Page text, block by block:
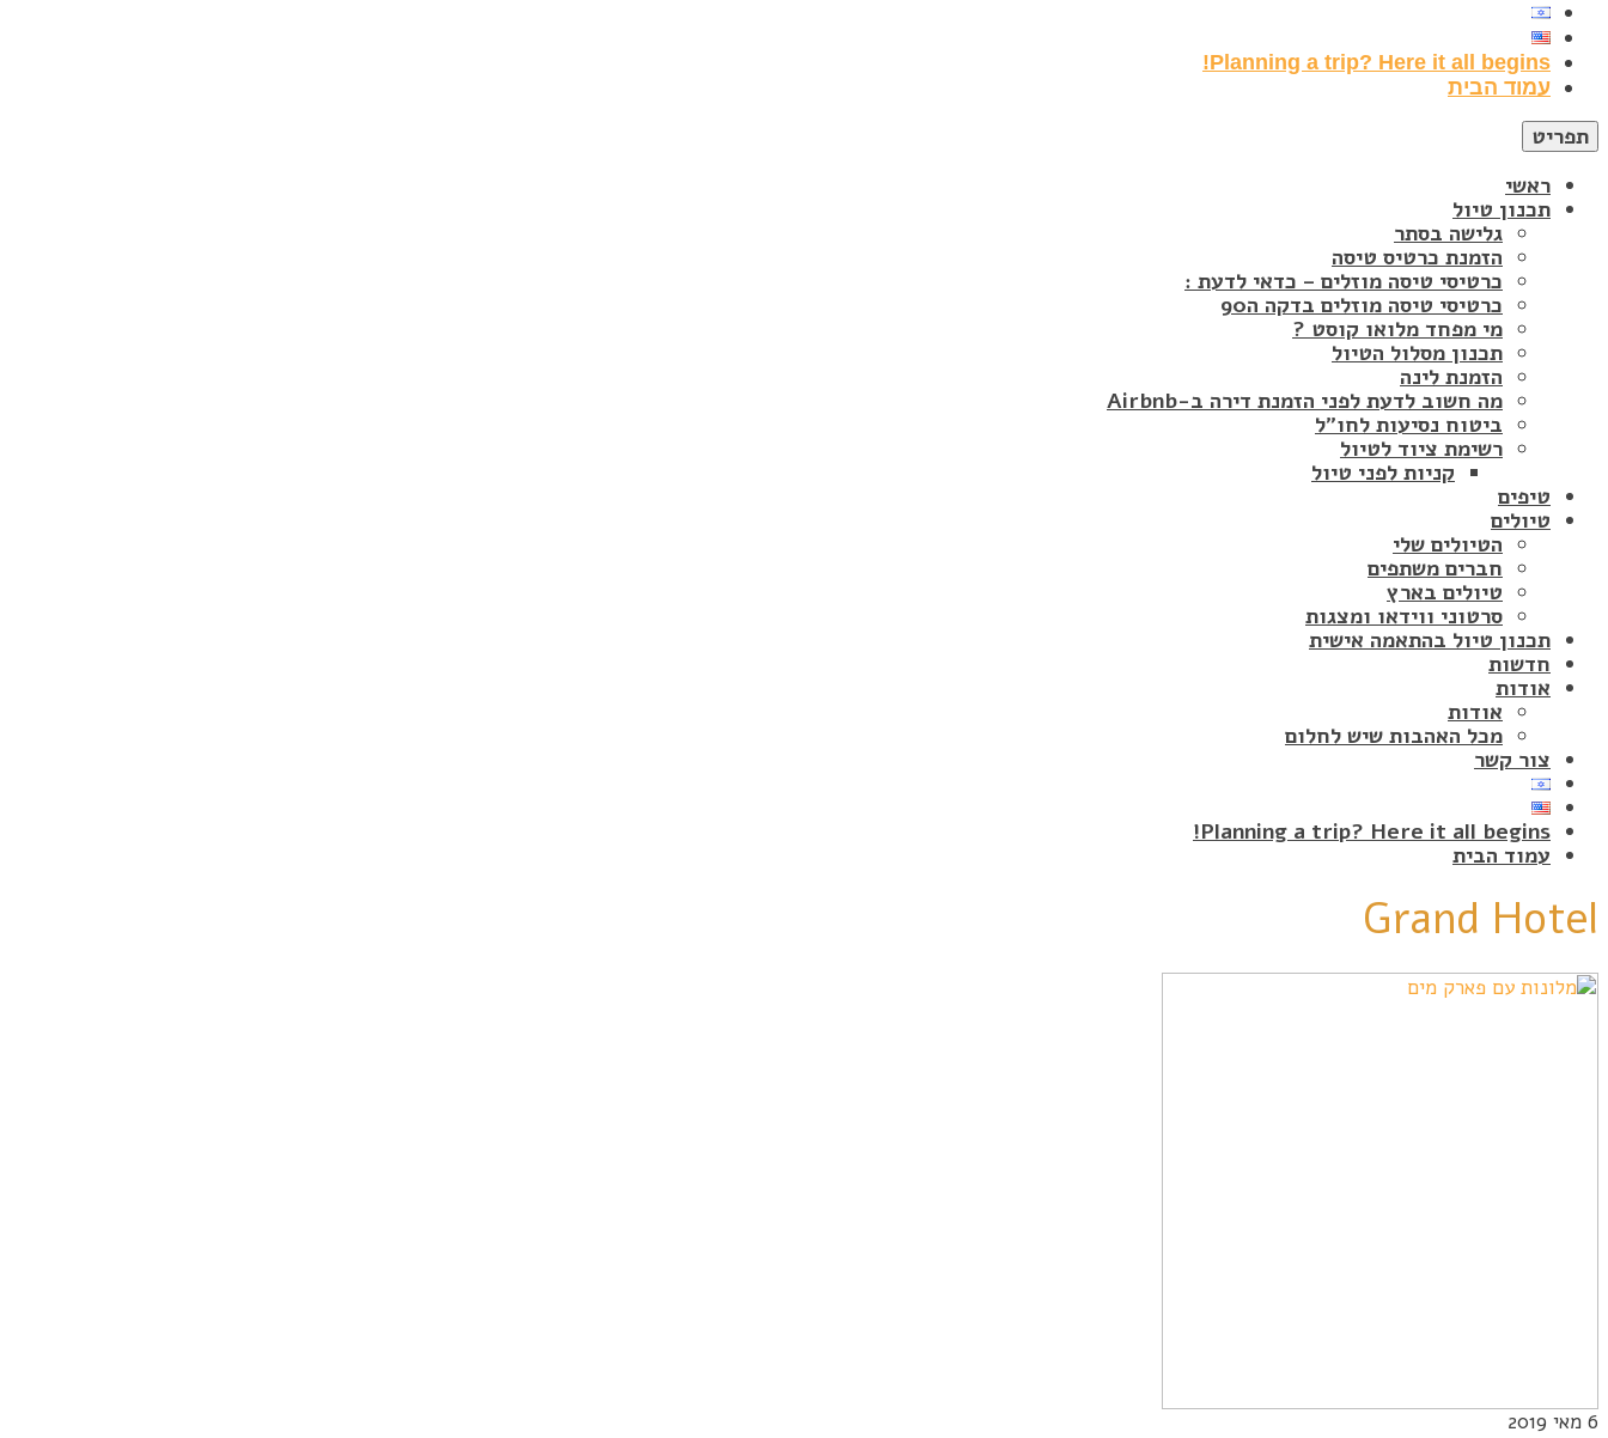
Planning a trip? Here it all begins!
עמוד הבית
תפריט
ראשי
תכנון טיול
גלישה בסתר
הזמנת כרטיס טיסה
כרטיסי טיסה מוזלים – כדאי לדעת :
כרטיסי טיסה מוזלים בדקה ה90
מי מפחד מלואו קוסט ?
תכנון מסלול הטיול
הזמנת לינה
מה חשוב לדעת לפני הזמנת דירה ב-Airbnb
ביטוח נסיעות לחו"ל
רשימת ציוד לטיול
קניות לפני טיול
טיפים
טיולים
הטיולים שלי
חברים משתפים
טיולים בארץ
סרטוני ווידאו ומצגות
תכנון טיול בהתאמה אישית
חדשות
אודות
אודות
מכל האהבות שיש לחלום
צור קשר
Planning a trip? Here it all begins!
עמוד הבית
Grand Hotel
6 מאי 2019